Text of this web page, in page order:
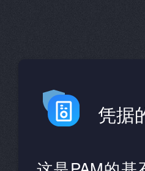
凭据